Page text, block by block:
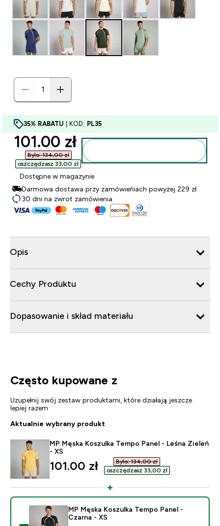
35% RABATU | KOD: PL35
discounted price
101.00 zł‎
Było: 134,00 zł‎
oszczędzasz 33,00 zł‎
Dostępne w magazynie
Darmowa dostawa przy zamówieńiach powyżej 229 zł
30 dni na zwrot zamówienia
Opis
Cechy Produktu
Dopasowanie i skład materiału
Często kupowane z
Uzupełnij swój zestaw produktami, które działają jeszcze
lepiej razem
Aktualnie wybrany produkt
MP Męska Koszulka Tempo Panel - Leśna Zieleń
- XS
discounted price
101.00 zł‎
Było: 134,00 zł‎
oszczędzasz 33,00 zł‎
MP Męska Koszulka Tempo Panel -
Czarna - XS